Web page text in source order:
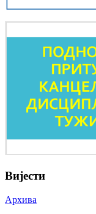
Вијести
Архива